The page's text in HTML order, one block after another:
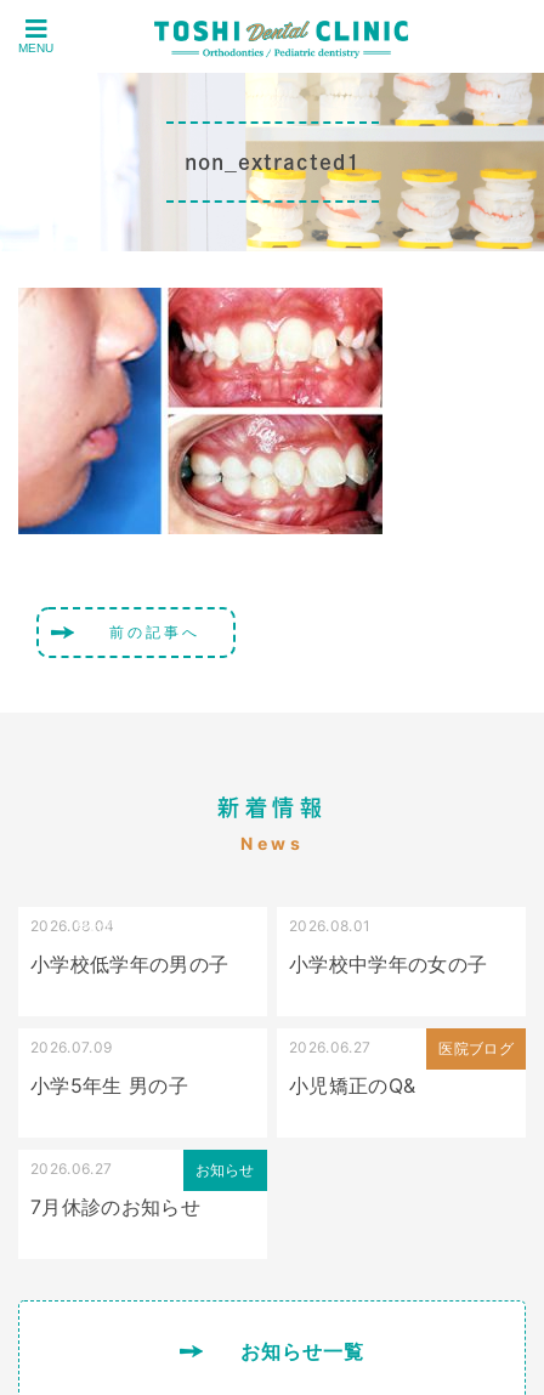
MENU
non_extracted1
前の記事へ
新着情報
News
受け口（しゃくれている）
2026.08.04
小学校低学年の男の子
2026.08.01
小学校中学年の女の子
2026.07.09
小学5年生 男の子
医院ブログ
2026.06.27
小児矯正のQ&
お知らせ
2026.06.27
7月休診のお知らせ
お知らせ一覧